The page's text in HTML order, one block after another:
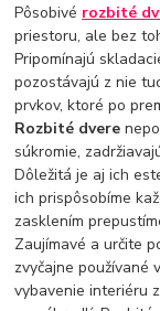
Pôsobivé rozbité
priestoru, ale bez
Pripomínajú
pozostávajú z nie
prvkov, ktoré po
Rozbité dvere
súkromie,
Dôležitá je aj ich
ich prispôsobíme
zasklením
Zaujímavé a určite
zvyčajne používané
vybavenie interiéru